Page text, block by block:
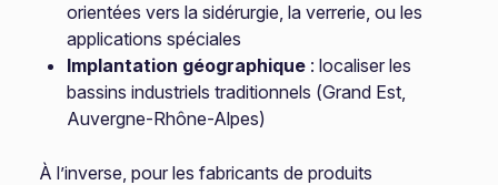
orientées vers la sidérurgie, la verrerie, ou les
applications spéciales
Implantation géographique : localiser les
bassins industriels traditionnels (Grand Est,
Auvergne-Rhône-Alpes)
À l’inverse, pour les fabricants de produits